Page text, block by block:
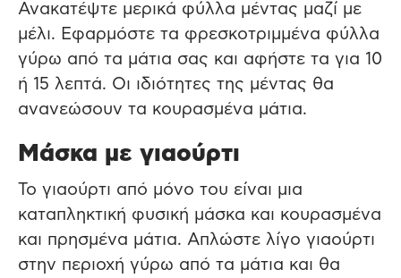
Ανακατέψτε μερικά φύλλα μέντας μαζί με
μέλι. Εφαρμόστε τα φρεσκοτριμμένα φύλλα
γύρω από τα μάτια σας και αφήστε τα για 10
ή 15 λεπτά. Οι ιδιότητες της μέντας θα
ανανεώσουν τα κουρασμένα μάτια.
Μάσκα με γιαούρτι
Το γιαούρτι από μόνο του είναι μια
καταπληκτική φυσική μάσκα και κουρασμένα
και πρησμένα μάτια. Απλώστε λίγο γιαούρτι
στην περιοχή γύρω από τα μάτια και θα